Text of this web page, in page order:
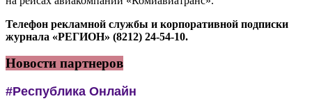
Телефон рекламной службы и корпоративной подписки
журнала «РЕГИОН» (8212) 24-54-10.
Новости партнеров